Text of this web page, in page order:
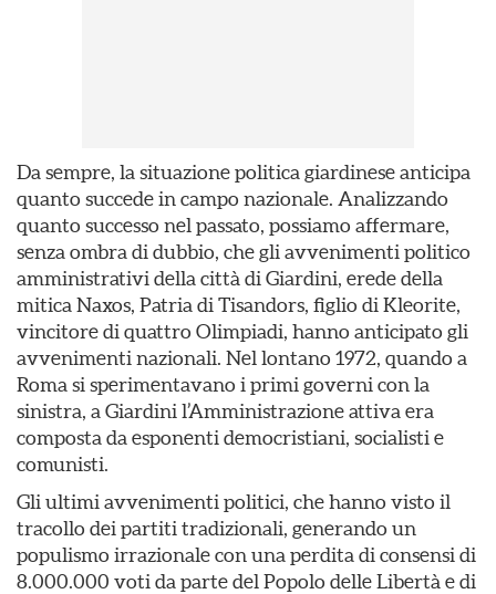
Da sempre, la situazione politica giardinese anticipa
quanto succede in campo nazionale. Analizzando
quanto successo nel passato, possiamo affermare,
senza ombra di dubbio, che gli avvenimenti politico
amministrativi della città di Giardini, erede della
mitica Naxos, Patria di Tisandors, figlio di Kleorite,
vincitore di quattro Olimpiadi, hanno anticipato gli
avvenimenti nazionali. Nel lontano 1972, quando a
Roma si sperimentavano i primi governi con la
sinistra, a Giardini l’Amministrazione attiva era
composta da esponenti democristiani, socialisti e
comunisti.
Gli ultimi avvenimenti politici, che hanno visto il
tracollo dei partiti tradizionali, generando un
populismo irrazionale con una perdita di consensi di
8.000.000 voti da parte del Popolo delle Libertà e di